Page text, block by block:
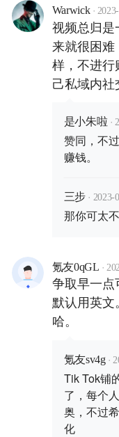
Warwick ·
视频总归
来就很困
样，不进行
己私域内
是小朱啦 ·
赞同，不
赚钱。
三步 · 2023-
那你可太
氪友0qGL ·
争取早一
默认用英文
哈。
氪友sv4g ·
Tik Tok铺
了，每个
奥，不过
化